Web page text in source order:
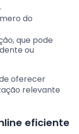
do
que pode
ou
oferecer
relevante
eficiente